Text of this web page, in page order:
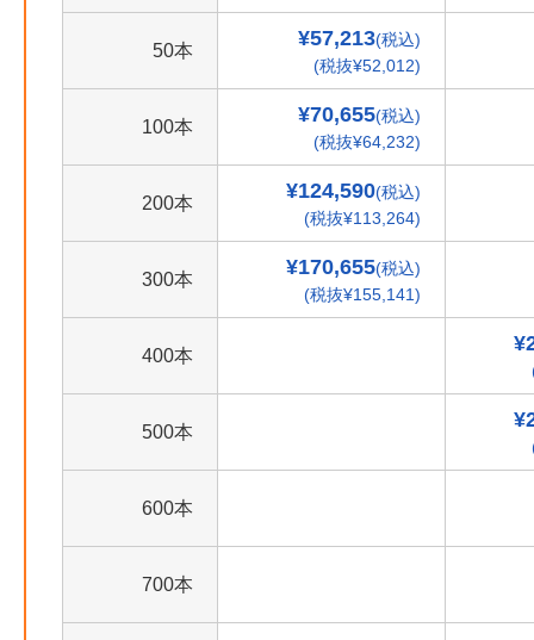
50本
¥57,213(税込)
(税抜¥52,012)
100本
¥70,655(税込)
(税抜¥64,232)
200本
¥124,590(税込)
(税抜¥113,264)
300本
¥170,655(税込)
(税抜¥155,141)
400本
500本
600本
700本